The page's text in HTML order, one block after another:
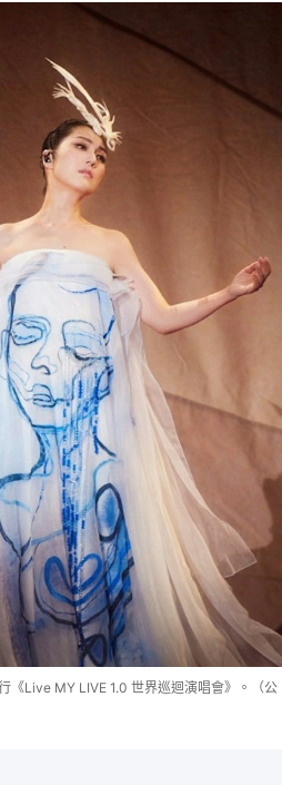
《Live MY LIVE 1.0 世界巡迴演唱會》。（公